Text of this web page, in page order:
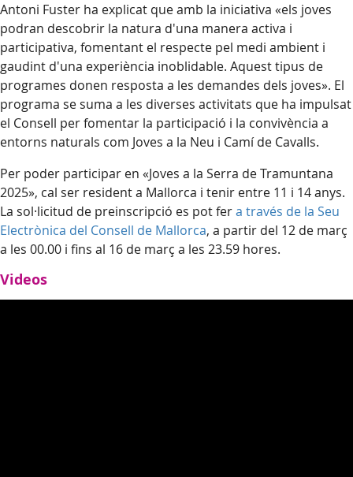
Antoni Fuster ha explicat que amb la iniciativa «els joves
podran descobrir la natura d'una manera activa i
participativa, fomentant el respecte pel medi ambient i
gaudint d'una experiència inoblidable. Aquest tipus de
programes donen resposta a les demandes dels joves». El
programa se suma a les diverses activitats que ha impulsat
el Consell per fomentar la participació i la convivència a
entorns naturals com Joves a la Neu i Camí de Cavalls.
Per poder participar en «Joves a la Serra de Tramuntana
2025», cal ser resident a Mallorca i tenir entre 11 i 14 anys.
La sol·licitud de preinscripció es pot fera través de la Seu
Electrònica del Consell de Mallorca, a partir del 12 de març
a les 00.00 i fins al 16 de març a les 23.59 hores.
Videos